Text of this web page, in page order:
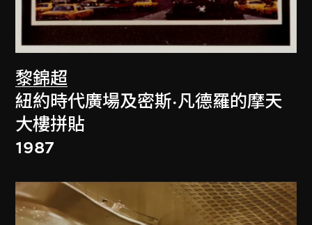
黎錦超
紐約時代廣場及密斯·凡德羅的摩天
大樓拼貼
1987